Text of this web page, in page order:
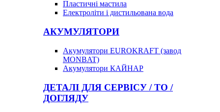
Пластичні мастила
Електроліти і дистильована вода
АКУМУЛЯТОРИ
Акумулятори EUROKRAFT (завод
MONBAT)
Акумулятори КАЙНАР
ДЕТАЛІ ДЛЯ СЕРВІСУ / ТО /
ДОГЛЯДУ